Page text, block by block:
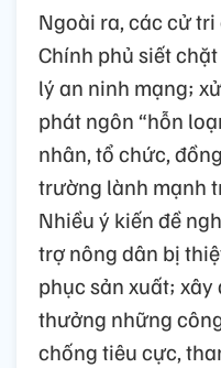
Ngoài ra, các cử
Chính phủ siết
lý an ninh mạng;
phát ngôn “hỗn
nhân, tổ chức,
trường lành mạnh
Nhiều ý kiến đề
trợ nông dân bị
phục sản xuất;
thưởng những
chống tiêu cực,